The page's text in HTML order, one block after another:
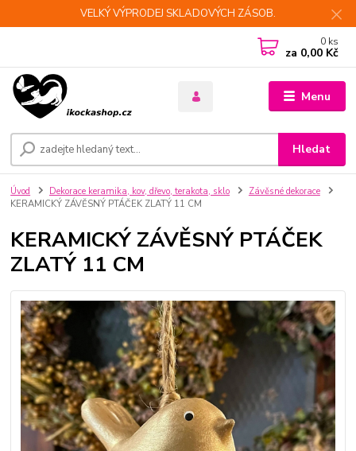
VELKÝ VÝPRODEJ SKLADOVÝCH ZÁSOB.
Menu
Hledat
0 ks
za 0,00 Kč
Úvod Dekorace keramika, kov, dřevo, terakota, sklo
Závěsné dekorace
KERAMICKÝ ZÁVĚSNÝ PTÁČEK ZLATÝ 11 CM
KERAMICKÝ ZÁVĚSNÝ PTÁČEK
ZLATÝ 11 CM